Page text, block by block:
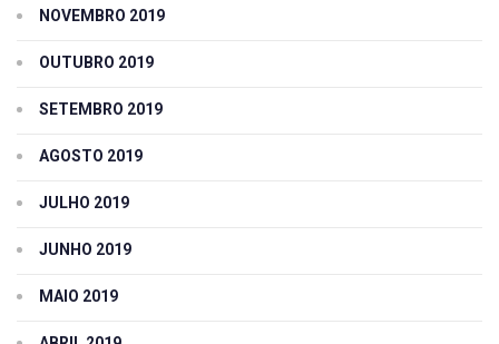
NOVEMBRO 2019
OUTUBRO 2019
SETEMBRO 2019
AGOSTO 2019
JULHO 2019
JUNHO 2019
MAIO 2019